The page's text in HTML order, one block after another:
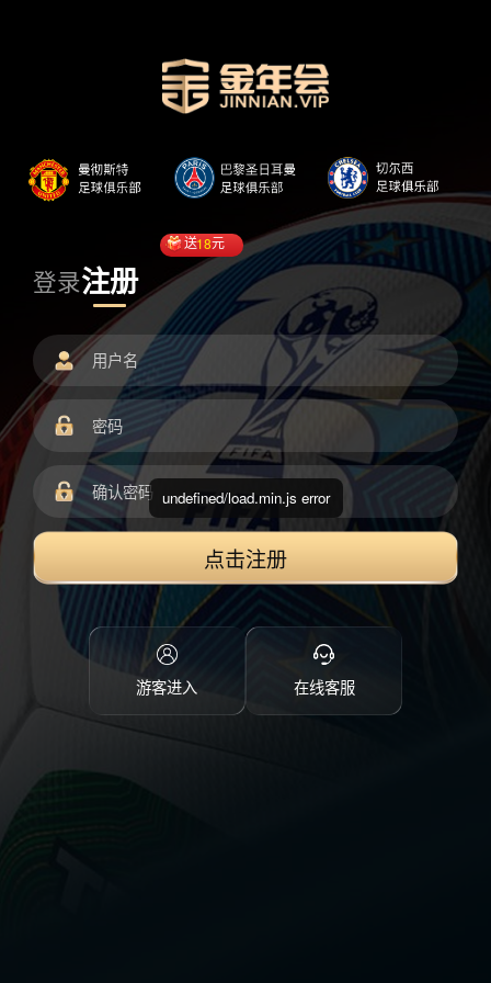
登录注册
送18元
点击注册
游客进入 在线客服
undefined/load.min.js error